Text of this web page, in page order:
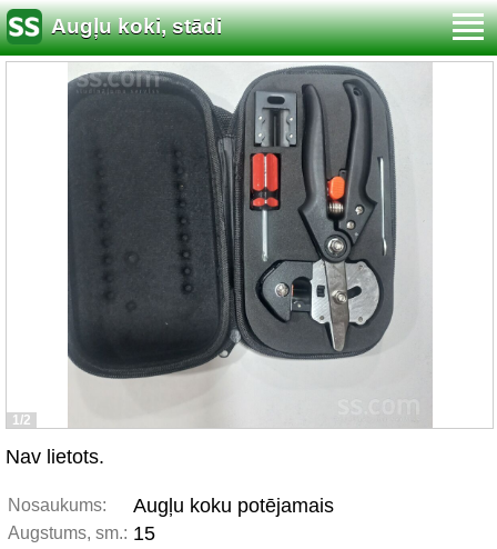
Augļu koki, stādi
1/2
Nav lietots.
Nosaukums: Augļu koku potējamais
Augstums, sm.: 15